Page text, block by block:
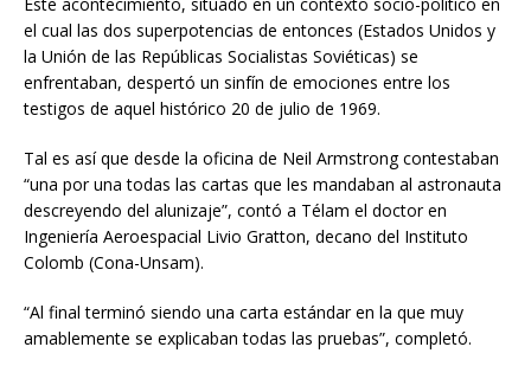
el cual las dos superpotencias de entonces (Estados Unidos y
la Unión de las Repúblicas Socialistas Soviéticas) se
enfrentaban, despertó un sinfín de emociones entre los
testigos de aquel histórico 20 de julio de 1969.
Tal es así que desde la oficina de Neil Armstrong contestaban
“una por una todas las cartas que les mandaban al astronauta
descreyendo del alunizaje”, contó a Télam el doctor en
Ingeniería Aeroespacial Livio Gratton, decano del Instituto
Colomb (Cona-Unsam).
“Al final terminó siendo una carta estándar en la que muy
amablemente se explicaban todas las pruebas”, completó.